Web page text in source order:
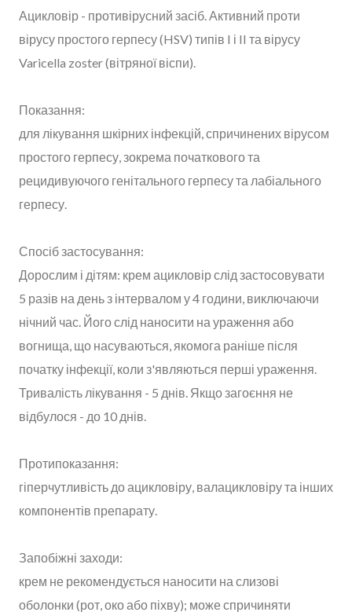
Ацикловір - противірусний засіб. Активний проти
вірусу простого герпесу (HSV) типів I і II та вірусу
Varicella zoster (вітряної віспи).
Показання:
для лікування шкірних інфекцій, спричинених вірусом
простого герпесу, зокрема початкового та
рецидивуючого генітального герпесу та лабіального
герпесу.
Спосіб застосування:
Дорослим і дітям: крем ацикловір слід застосовувати
5 разів на день з інтервалом у 4 години, виключаючи
нічний час. Його слід наносити на ураження або
вогнища, що насуваються, якомога раніше після
початку інфекції, коли з'являються перші ураження.
Тривалість лікування - 5 днів. Якщо загоєння не
відбулося - до 10 днів.
Протипоказання:
гіперчутливість до ацикловіру, валацикловіру та інших
компонентів препарату.
Запобіжні заходи:
крем не рекомендується наносити на слизові
оболонки (рот, око або піхву); може спричиняти